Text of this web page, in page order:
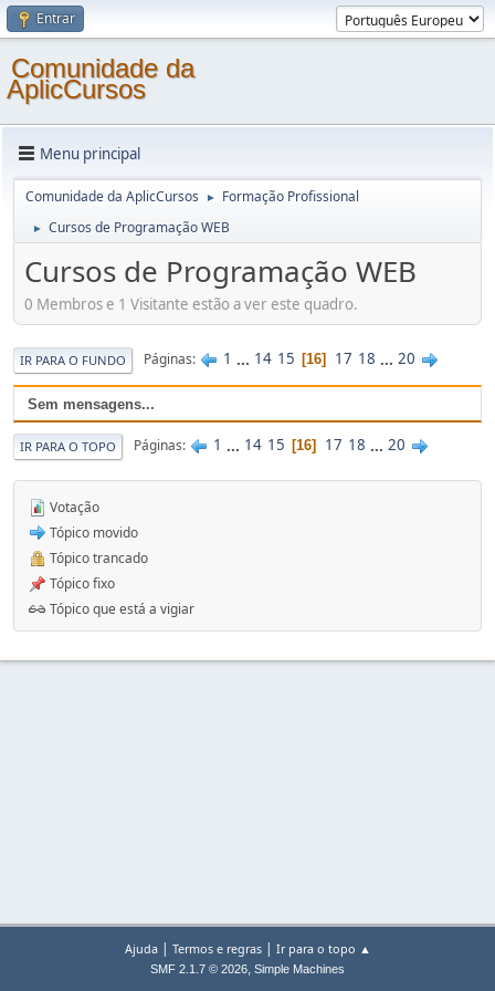
Entrar
Comunidade da
AplicCursos
Menu principal
Comunidade da AplicCursos ► Formação Profissional
► Cursos de Programação WEB
Cursos de Programação WEB
0 Membros e 1 Visitante estão a ver este quadro.
IR PARA O FUNDO Páginas 1 ... 14 15 16 17 18 ... 20
Sem mensagens...
IR PARA O TOPO Páginas 1 ... 14 15 16 17 18 ... 20
Votação
Tópico movido
Tópico trancado
Tópico fixo
Tópico que está a vigiar
Ajuda| Termos e regras| Ir para o topo ▲
SMF 2.1.7 © 2026, Simple Machines